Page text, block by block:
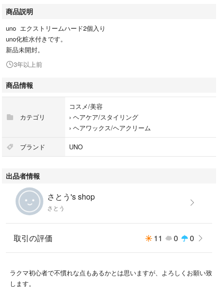
商品説明
uno エクストリームハード2個入り
uno化粧水付きです。
新品未開封。
3年以上前
商品情報
カテゴリ
コスメ/美容
› ヘアケア/スタイリング
› ヘアワックス/ヘアクリーム
ブランド UNO
出品者情報
さとう's shop
さとう
取引の評価 11 0 0
ラクマ初心者で不慣れな点もあるかとは思いますが、よろしくお願い致
します。